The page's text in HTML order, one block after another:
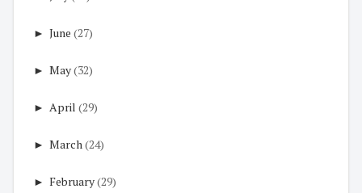
► June (27)
► May(32)
► April (29)
► March(24)
► February(29)